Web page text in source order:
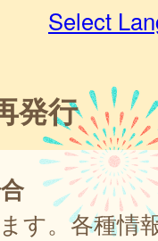
Select
発行
す。各種情